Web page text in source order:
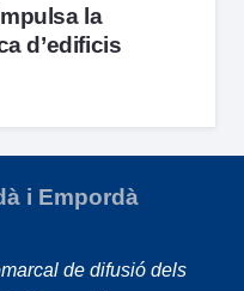
la
d’edificis
i Empordà
de difusió dels